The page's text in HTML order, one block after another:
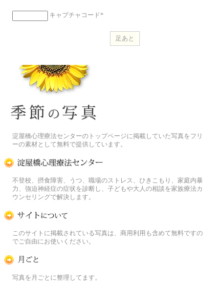
キャプチャコード *
淀屋橋心理療法センターのトップページに掲載していた写真をフリ
ーの素材として無料で提供しています。
不登校、摂食障害、うつ、職場のストレス、ひきこもり、家庭内暴
力、強迫神経症の症状を診断し、子どもや大人の相談を家族療法カ
ウンセリングで解決します。
このサイトに掲載されている写真は、商用利用も含めて無料ですの
でご自由にお使いください。
写真を月ごとに整理してます。